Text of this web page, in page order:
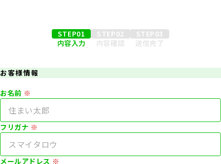
STEP01
内容入力
STEP02
内容確認
STEP03
送信完了
お客様情報
お名前
フリガナ
メールアドレス